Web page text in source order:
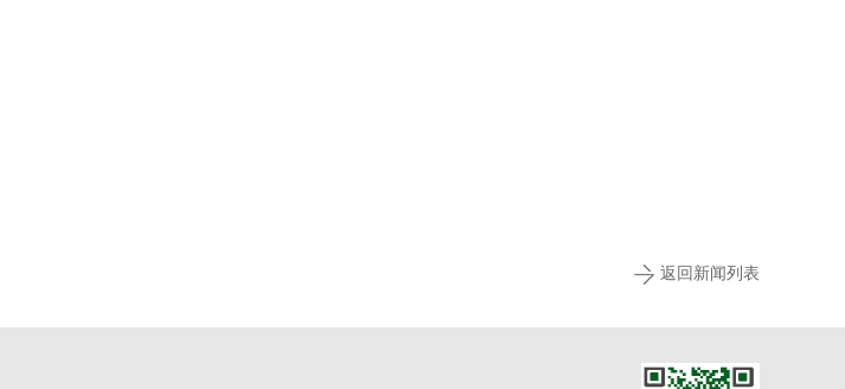
返回新闻列表